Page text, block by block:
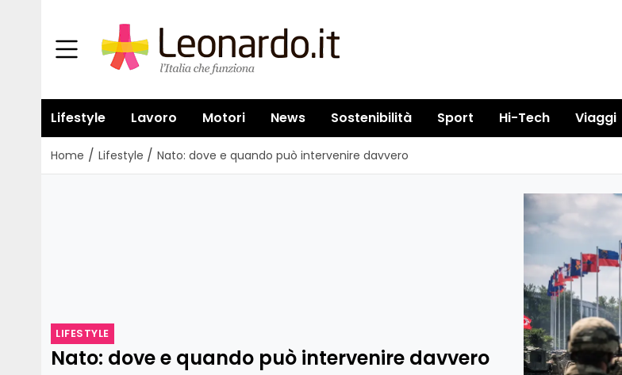
Lifestyle Lavoro Motori News Sostenibilità Sport Hi-Tech Viaggi
Home / Lifestyle / Nato: dove e quando può intervenire davvero
LIFESTYLE
Nato: dove e quando può intervenire davvero